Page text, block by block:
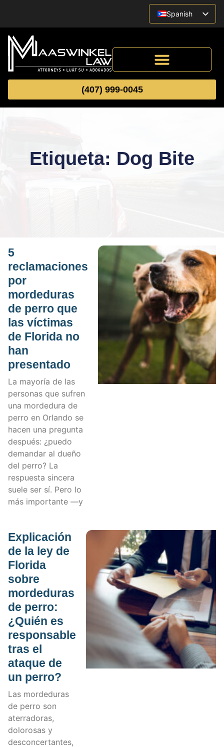
Spanish
English
Vietnamese
(407) 999-0045
Etiqueta: Dog Bite
5
reclamaciones
por
mordeduras
de perro que
las víctimas
de Florida no
han
presentado
La mayoría de las
personas que sufren
una mordedura de
perro en Orlando se
hacen una pregunta
después: ¿puedo
demandar al dueño
del perro? La
respuesta sincera
suele ser sí. Pero lo
más importante —y
Explicación
de la ley de
Florida
sobre
mordeduras
de perro:
¿Quién es
responsable
tras el
ataque de
un perro?
Las mordeduras
de perro son
aterradoras,
dolorosas y
desconcertantes,